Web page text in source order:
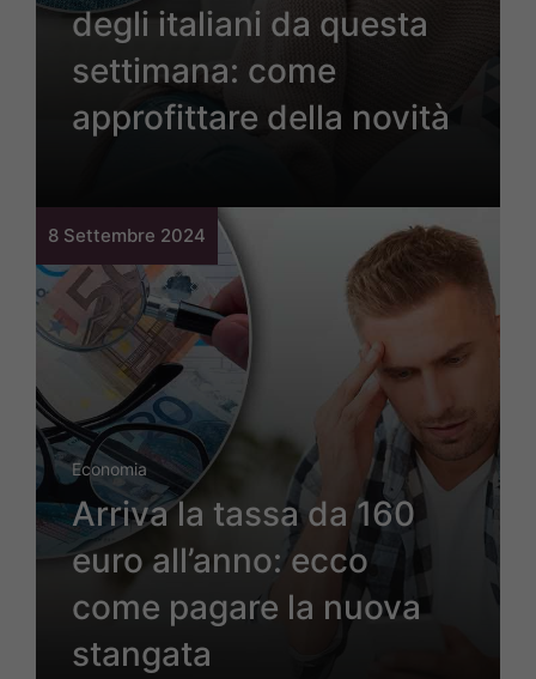
degli italiani da questa
settimana: come
approfittare della novità
8 Settembre 2024
Economia
Arriva la tassa da 160
euro all’anno: ecco
come pagare la nuova
stangata